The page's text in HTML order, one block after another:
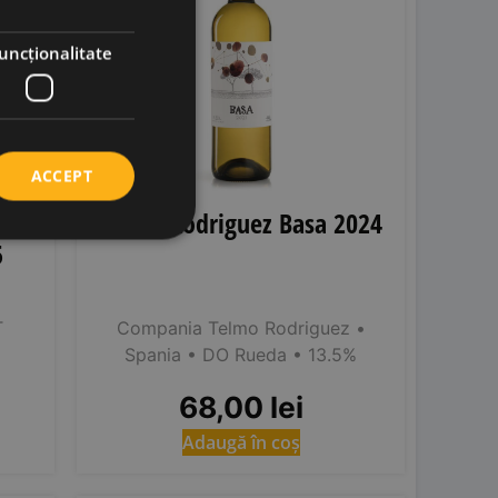
Telmo Rodriguez Basa 2024
Compania Telmo Rodriguez •
Spania • DO Rueda • 13.5%
68,00 lei
Adaugă în coș
ACCEPT